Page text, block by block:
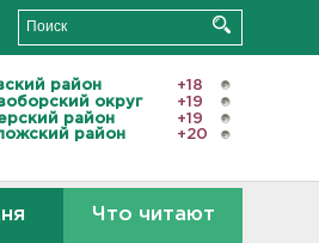
район
+18
округ
+19
район
+19
район
+20
Что читают